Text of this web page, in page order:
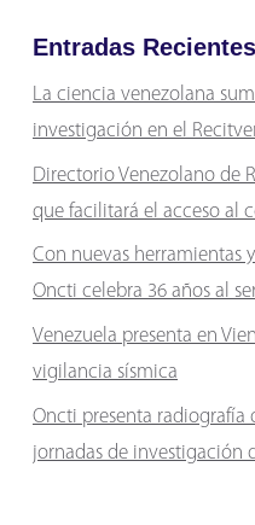
Entradas Recientes
La ciencia venezolana
investigación en el
Directorio Venezolano de
que facilitará el acceso al
Con nuevas herramientas
Oncti celebra 36 años al
Venezuela presenta en
vigilancia sísmica
Oncti presenta radiografía
jornadas de investigación